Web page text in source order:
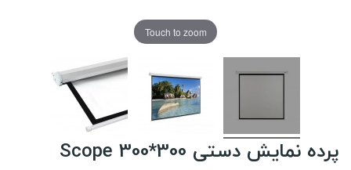
Touch to zoom
پرده نمایش دستی Scope 300*300